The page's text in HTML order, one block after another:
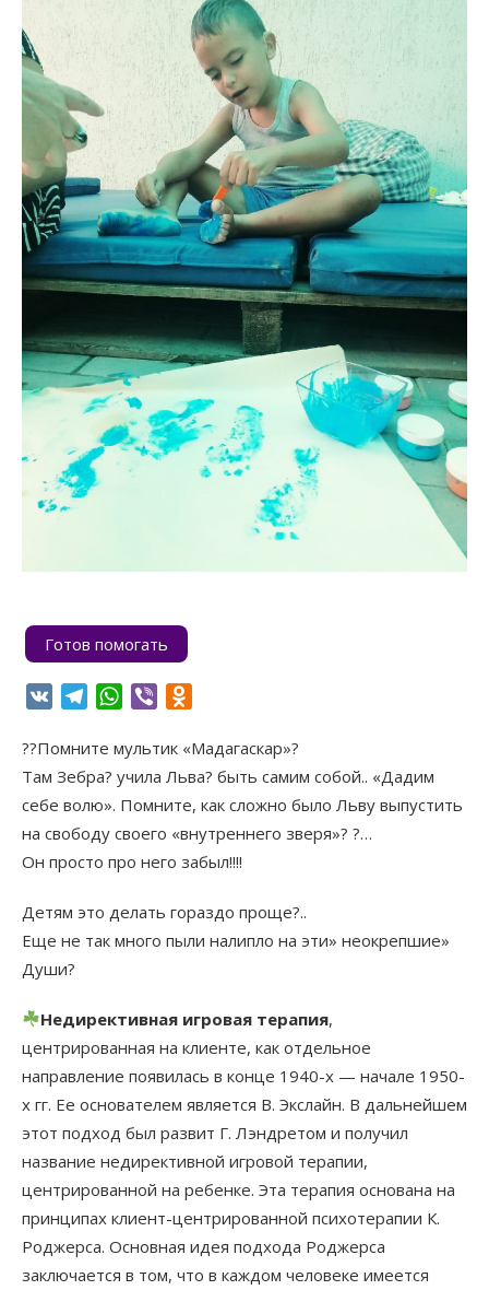
Готов помогать
VK TelegramWhatsApp
Viber
??Помните мультик «Мадагаскар»?
Там Зебра? учила Льва? быть самим собой.. «Дадим
себе волю». Помните, как сложно было Льву выпустить
на свободу своего «внутреннего зверя»? ?…
Он просто про него забыл!!!!
Детям это делать гораздо проще?..
Еще не так много пыли налипло на эти» неокрепшие»
Души?
Недирективная игровая терапия,
центрированная на клиенте, как отдельное
направление появилась в конце 1940-х — начале 1950-
х гг. Ее основателем является В. Экслайн. В дальнейшем
этот подход был развит Г. Лэндретом и получил
название недирективной игровой терапии,
центрированной на ребенке. Эта терапия основана на
принципах клиент-центрированной психотерапии К.
Роджерса. Основная идея подхода Роджерса
заключается в том, что в каждом человеке имеется